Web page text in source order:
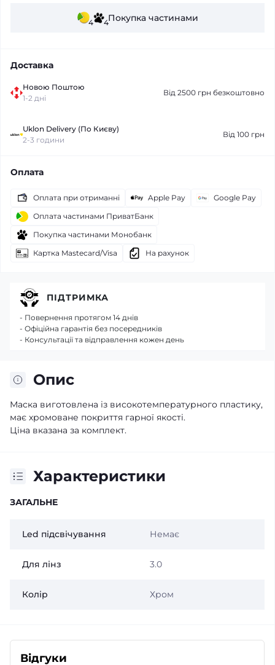
4 4Покупка частинами
Доставка
Новою Поштою
1-2 дні
Від 2500 грн безкоштовно
Uklon Delivery (По Києву)
2-3 години
Від 100 грн
Оплата
Оплата при отриманні Apple Pay
Google Pay
Оплата частинами ПриватБанк
Покупка частинами Монобанк
Картка Mastecard/Visa
На рахунок
Опис
Маска виготовлена ​​із високотемпературного пластику,
має хромоване покриття гарної якості.
Ціна вказана за комплект.
Характеристики
ЗАГАЛЬНЕ
Led підсвічування Немає
Для лінз 3.0
Колір Хром
Відгуки
ПІДТРИМКА
- Повернення протягом 14 днів
- Офіційна гарантія без посередників
- Консультації та відправлення кожен день